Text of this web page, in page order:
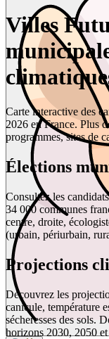
Villes
Carte interactive des
2026 en France. Plus
programmes, sites de
Élections
Consultez les
34 000 communes
centre, droite,
(urbain, périurbain,
Projections
Découvrez les
canicule, température
sécheresses des sols.
horizons 2030, 2050